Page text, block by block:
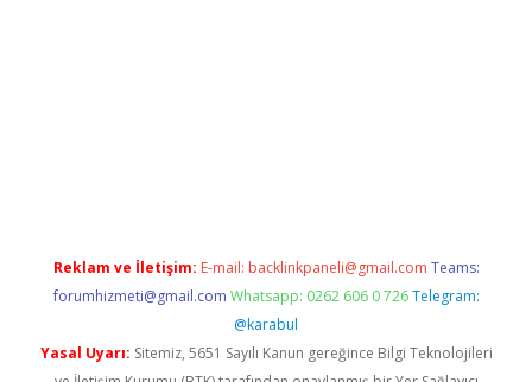
Reklam ve İletişim: E-mail: backlinkpaneli@gmail.com Teams:
forumhizmeti@gmail.com Whatsapp: 0262 606 0 726 Telegram:
@karabul
Yasal Uyarı: Sitemiz, 5651 Sayılı Kanun gereğince Bilgi Teknolojileri